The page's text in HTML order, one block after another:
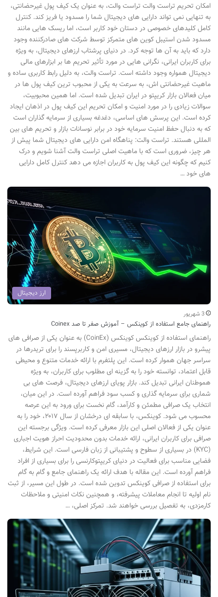
امکان تحریم تراست والت تراست والت، به عنوان یک کیف پول غیرحضانتی،
به تنهایی نمی تواند دارایی های دیجیتال شما را مسدود یا فریز کند. کنترل
کامل کلیدهای خصوصی در دستان خود کاربر است، اما ریسک هایی مانند
مسدود شدن استیبل کوین های متمرکز توسط شرکت های صادرکننده وجود
دارد که باید به آن ها توجه کرد. در دنیای پرشتاب ارزهای دیجیتال، به ویژه
برای کاربران ایرانی، نگرانی هایی در مورد تأثیر تحریم ها بر ابزارهای مالی
دیجیتال همواره وجود داشته است. تراست والت، به دلیل رابط کاربری ساده و
ماهیت غیرحضانتی اش، به سرعت به یکی از محبوب ترین کیف پول ها در
میان فعالان بازار کریپتو در ایران تبدیل شده است. اما همین محبوبیت،
سوالات زیادی را در مورد امنیت و امکان تحریم این کیف پول در اذهان ایجاد
کرده است. این پرسش های اساسی، دغدغه بسیاری از سرمایه گذاران است
که به دنبال حفظ امنیت سرمایه خود در برابر نوسانات بازار و تحریم های بین
المللی هستند. تراست والت: پناهگاه امن دارایی های دیجیتال شما پیش از
هر چیز، ضروری است که با ماهیت اصلی تراست والت آشنا شویم و درک
کنیم که چگونه این کیف پول به کاربران اجازه می دهد کنترل کامل دارایی
های خود …
ارز دیجیتال
3 شهریور
راهنمای جامع استفاده از کوینکس – آموزش صفر تا صد Coinex
راهنمای استفاده از کوینکس کوینکس (CoinEx) به عنوان یکی از صرافی های
پیشرو در بازار ارزهای دیجیتال، مسیری امن و کاربرپسند را برای تریدرها در
سراسر جهان هموار کرده است. این پلتفرم با ارائه خدمات متنوع و محیطی
قابل اعتماد، توانسته خود را به گزینه ای مطلوب برای کاربران، به ویژه
هموطنان ایرانی تبدیل کند. بازار پویای ارزهای دیجیتال، فرصت های بی
شماری برای سرمایه گذاری و کسب سود فراهم آورده است. در این میان،
انتخاب یک صرافی مطمئن و کارآمد، گام نخست برای ورود به این عرصه
محسوب می شود. کوینکس، با سابقه ای درخشان از سال ۲۰۱۷، خود را به
عنوان یکی از فعالان اصلی این بازار معرفی کرده است. ویژگی برجسته این
صرافی برای کاربران ایرانی، ارائه خدمات بدون محدودیت احراز هویت اجباری
(KYC) در بسیاری از سطوح و پشتیبانی از زبان فارسی است. این شرایط،
فضایی مناسب برای فعالیت در دنیای کریپتوکارنسی را برای بسیاری از افراد
فراهم آورده است. این مقاله با هدف ارائه یک راهنمای جامع و گام به گام
برای استفاده از صرافی کوینکس تدوین شده است. در طول این مسیر، از ثبت
نام اولیه تا انجام معاملات پیشرفته، و همچنین نکات امنیتی و ملاحظات
کارمزدی، به تفصیل بررسی خواهند شد. تمرکز اصلی، …